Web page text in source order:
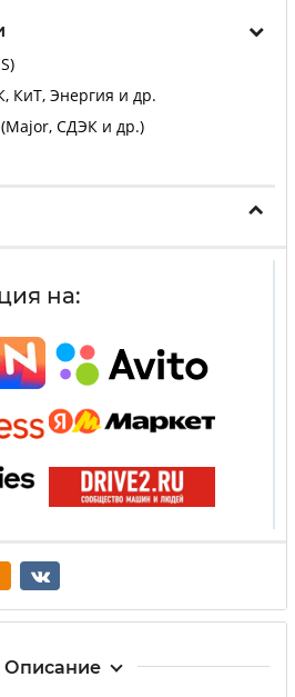
КиТ, Энергия и др.
СДЭК и др.)
на:
Описание